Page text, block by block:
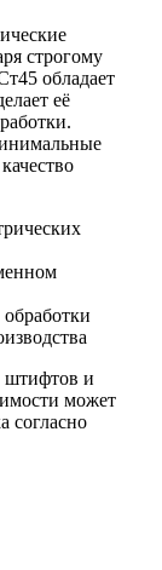
строгому
обладает
её
штифтов и
может
согласно